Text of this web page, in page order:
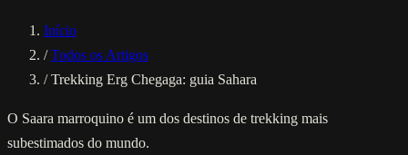
Início
/ Todos os Artigos
/ Trekking Erg Chegaga: guia Sahara
O Saara marroquino é um dos destinos de trekking mais
subestimados do mundo.